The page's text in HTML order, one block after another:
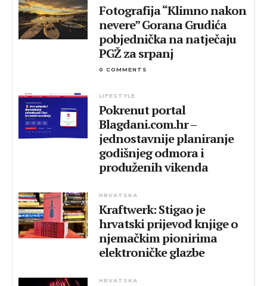
Fotografija “Klimno nakon
nevere” Gorana Grudića
pobjednička na natječaju
PGŽ za srpanj
0 COMMENTS
LIFESTYLE
Pokrenut portal
Blagdani.com.hr –
jednostavnije planiranje
godišnjeg odmora i
produženih vikenda
HRVATSKA
Kraftwerk: Stigao je
hrvatski prijevod knjige o
njemačkim pionirima
elektroničke glazbe
HRVATSKA